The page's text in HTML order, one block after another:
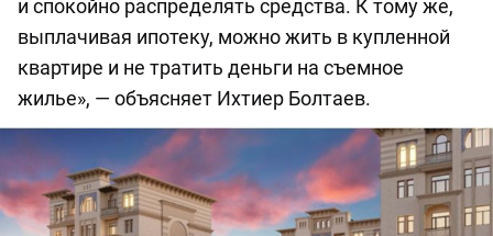
и спокойно распределять средства. К тому же,
выплачивая ипотеку, можно жить в купленной
квартире и не тратить деньги на съемное
жилье», — объясняет Ихтиер Болтаев.